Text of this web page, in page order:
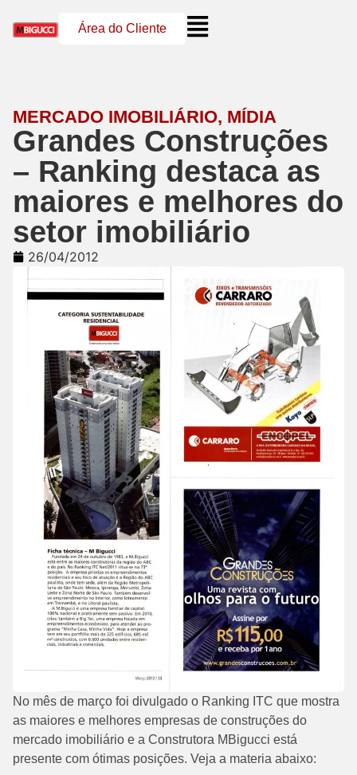
Área do Cliente
MERCADO IMOBILIÁRIO, MÍDIA
Grandes Construções
– Ranking destaca as
maiores e melhores do
setor imobiliário
26/04/2012
No mês de março foi divulgado o Ranking ITC que mostra
as maiores e melhores empresas de construções do
mercado imobiliário e a Construtora MBigucci está
presente com ótimas posições. Veja a materia abaixo: